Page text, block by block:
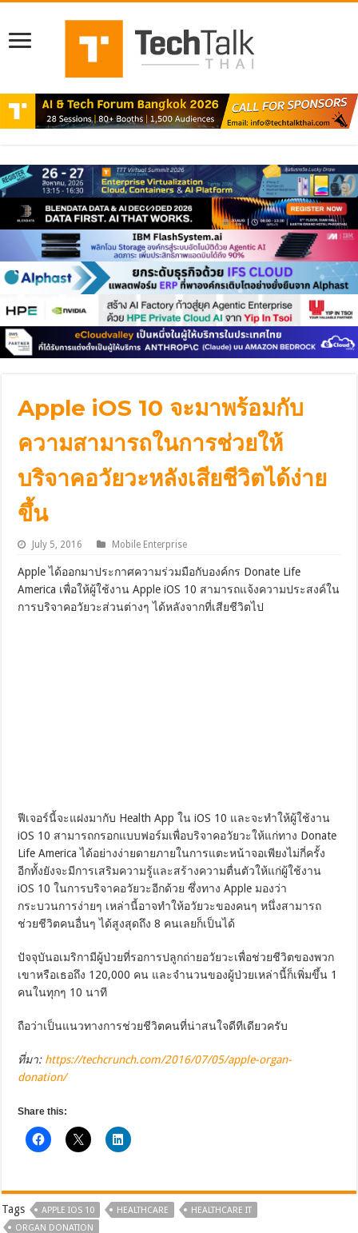
Apple iOS 10 จะมาพร้อมกับ
ความสามารถในการช่วยให้
บริจาคอวัยวะหลังเสียชีวิตได้ง่าย
ขึ้น
July 5, 2016 Mobile Enterprise
Apple ได้ออกมาประกาศความร่วมมือกับองค์กร Donate Life
America เพื่อให้ผู้ใช้งาน Apple iOS 10 สามารถแจ้งความประสงค์ใน
การบริจาคอวัยวะส่วนต่างๆ ได้หลังจากที่เสียชีวิตไป
ฟีเจอร์นี้จะแฝงมากับ Health App ใน iOS 10 และจะทำให้ผู้ใช้งาน
iOS 10 สามารถกรอกแบบฟอร์มเพื่อบริจาคอวัยวะให้แก่ทาง Donate
Life America ได้อย่างง่ายดายภายในการแตะหน้าจอเพียงไม่กี่ครั้ง
อีกทั้งยังจะมีการเสริมความรู้และสร้างความตื่นตัวให้แก่ผู้ใช้งาน
iOS 10 ในการบริจาคอวัยวะอีกด้วย ซึ่งทาง Apple มองว่า
กระบวนการง่ายๆ เหล่านี้อาจทำให้อวัยวะของคนๆ หนึ่งสามารถ
ช่วยชีวิตคนอื่นๆ ได้สูงสุดถึง 8 คนเลยก็เป็นได้
ปัจจุบันอเมริกามีผู้ป่วยที่รอการปลูกถ่ายอวัยวะเพื่อช่วยชีวิตของพวก
เขาหรือเธอถึง 120,000 คน และจำนวนของผู้ป่วยเหล่านี้ก็เพิ่มขึ้น 1
คนในทุกๆ 10 นาที
ถือว่าเป็นแนวทางการช่วยชีวิตคนที่น่าสนใจดีทีเดียวครับ
ที่มา: https://techcrunch.com/2016/07/05/apple-organ-
donation/
Share this:
Tags APPLE IOS 10 HEALTHCARE
HEALTHCARE IT
ORGAN DONATION